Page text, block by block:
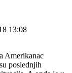
13:08
Amerikanac
poslednjih